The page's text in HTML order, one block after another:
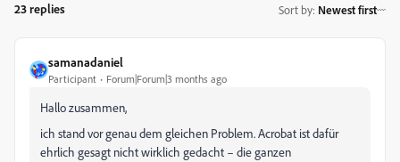
23 replies Sort by: Newest first
samanadaniel
Participant Forum|Forum|3 months ago
Hallo zusammen,
ich stand vor genau dem gleichen Problem. Acrobat ist dafür
ehrlich gesagt nicht wirklich gedacht – die ganzen